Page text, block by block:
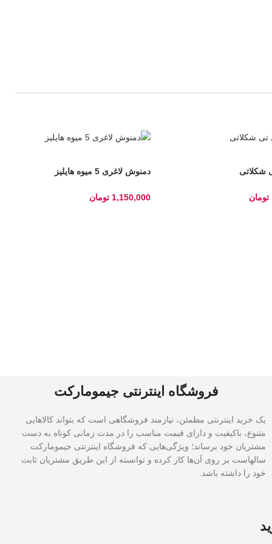
شکلاتی
تومان
دمنوش لاغری 5 میوه هایلیز
1,150,000 تومان
فروشگاه اینترنتی جیمومارکت
یک خرید اینترنتی مطمئن، نیازمند فروشگاهی است که بتواند کالاهایی
متنوع، باکیفیت و دارای قیمت مناسب را در مدت زمانی کوتاه به دست
مشتریان خود برساند؛ ویژگی‌هایی که فروشگاه اینترنتی جیمومارکت
سالهاست بر روی آن‌ها کار کرده و توانسته از این طریق مشتریان ثابت
خود را داشته باشد.